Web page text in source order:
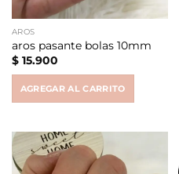
AROS
aros pasante bolas 10mm
$15.900
AGREGAR AL CARRITO